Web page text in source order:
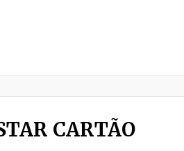
CARTÃO